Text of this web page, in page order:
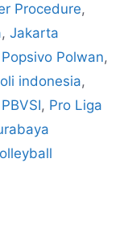
Procedure,
, Jakarta
Polwan,
indonesia,
PBVSI, Pro Liga